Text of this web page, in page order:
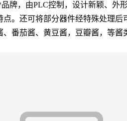
牌，由PLC控制，设计新颖、外
点。还可将部分器件经特殊处理
、番茄酱、黄豆酱，豆瓣酱，等